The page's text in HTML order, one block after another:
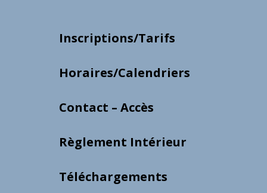
Inscriptions/Tarifs
Horaires/Calendriers
Contact – Accès
Règlement Intérieur
Téléchargements